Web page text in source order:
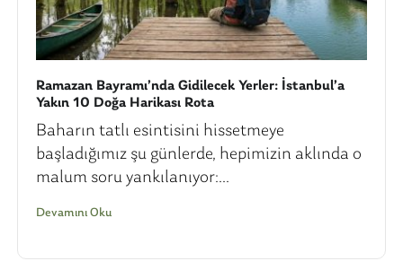
Ramazan Bayramı’nda Gidilecek Yerler: İstanbul’a
Yakın 10 Doğa Harikası Rota
Baharın tatlı esintisini hissetmeye
başladığımız şu günlerde, hepimizin aklında o
malum soru yankılanıyor:...
Devamını Oku